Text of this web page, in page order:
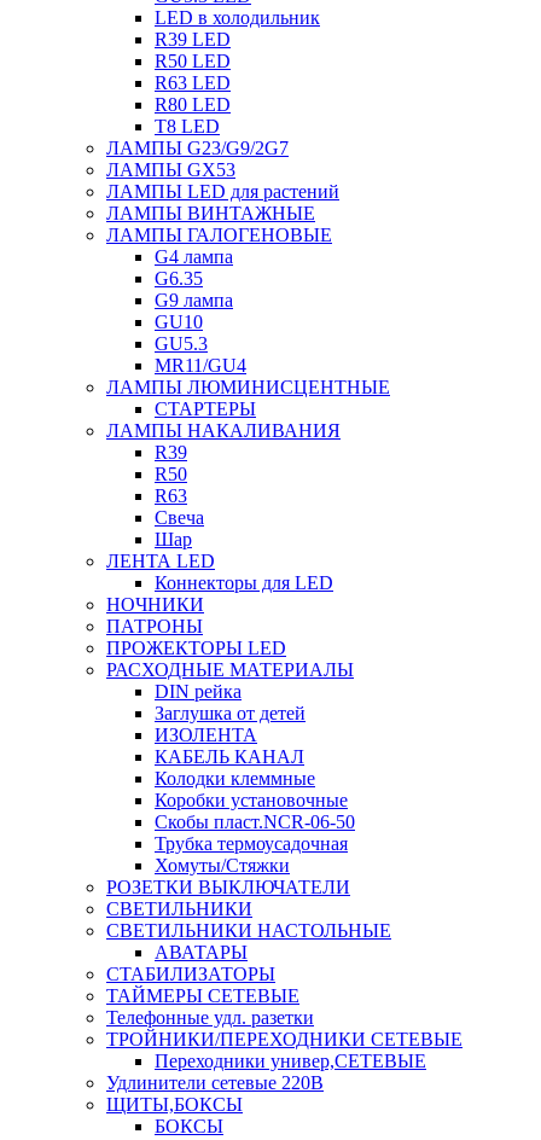
LED в холодильник
R39 LED
R50 LED
R63 LED
R80 LED
T8 LED
ЛАМПЫ G23/G9/2G7
ЛАМПЫ GX53
ЛАМПЫ LED для растений
ЛАМПЫ ВИНТАЖНЫЕ
ЛАМПЫ ГАЛОГЕНОВЫЕ
G4 лампа
G6.35
G9 лампа
GU10
GU5.3
MR11/GU4
ЛАМПЫ ЛЮМИНИСЦЕНТНЫЕ
СТАРТЕРЫ
ЛАМПЫ НАКАЛИВАНИЯ
R39
R50
R63
Свеча
Шар
ЛЕНТА LED
Коннекторы для LED
НОЧНИКИ
ПАТРОНЫ
ПРОЖЕКТОРЫ LED
РАСХОДНЫЕ МАТЕРИАЛЫ
DIN рейка
Заглушка от детей
ИЗОЛЕНТА
КАБЕЛЬ КАНАЛ
Колодки клеммные
Коробки установочные
Скобы пласт.NCR-06-50
Трубка термоусадочная
Хомуты/Стяжки
РОЗЕТКИ ВЫКЛЮЧАТЕЛИ
СВЕТИЛЬНИКИ
СВЕТИЛЬНИКИ НАСТОЛЬНЫЕ
АВАТАРЫ
СТАБИЛИЗАТОРЫ
ТАЙМЕРЫ СЕТЕВЫЕ
Телефонные удл. разетки
ТРОЙНИКИ/ПЕРЕХОДНИКИ СЕТЕВЫЕ
Переходники универ,СЕТЕВЫЕ
Удлинители сетевые 220В
ЩИТЫ,БОКСЫ
БОКСЫ